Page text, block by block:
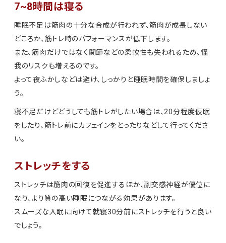
7~8時間は寝る
睡眠不足は筋肉の十分な合成が行われず、筋肉が成長しない
どころか、筋トレ時のパフォーマンスが低下します。
また、筋肉だけではなく関節などの柔軟性も失われるため、怪
我のリスクも増えるのです。
よって夜ふかしなどは避け、しっかりと睡眠時間を確保しましょ
う。
寝不足だけどどうしても筋トレがしたい場合は、20分程度仮眠
をしたり、筋トレ前にカフェインをとったりなどして行ってくださ
い。
ストレッチをする
ストレッチは筋肉の回復を促進するほか、副交感神経が優位に
なり、より質の高い睡眠につながる効果があります。
スムーズな入眠に向けて就寝30分前にストレッチを行うと良い
でしょう。